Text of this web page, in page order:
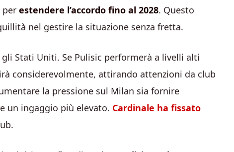
per estendere l’accordo fino al 2028. Questo
nel gestire la situazione senza fretta.
Stati Uniti. Se Pulisic performerà a livelli alti
considerevolmente, attirando attenzioni da club
la pressione sul Milan sia fornire
un ingaggio più elevato. Cardinale ha fissato